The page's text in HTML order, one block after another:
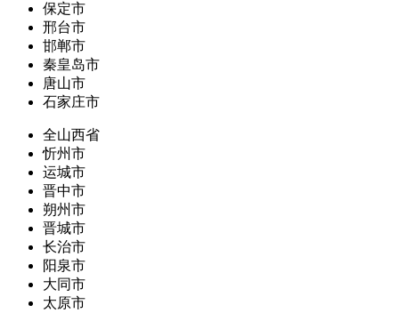
保定市
邢台市
邯郸市
秦皇岛市
唐山市
石家庄市
全山西省
忻州市
运城市
晋中市
朔州市
晋城市
长治市
阳泉市
大同市
太原市